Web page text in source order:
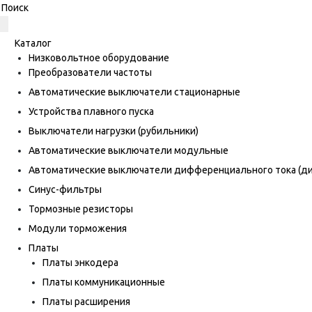
Каталог
Низковольтное оборудование
Преобразователи частоты
Автоматические выключатели стационарные
Устройства плавного пуска
Выключатели нагрузки (рубильники)
Автоматические выключатели модульные
Автоматические выключатели дифференциального тока
Синус-фильтры
Тормозные резисторы
Модули торможения
Платы
Платы энкодера
Платы коммуникационные
Платы расширения